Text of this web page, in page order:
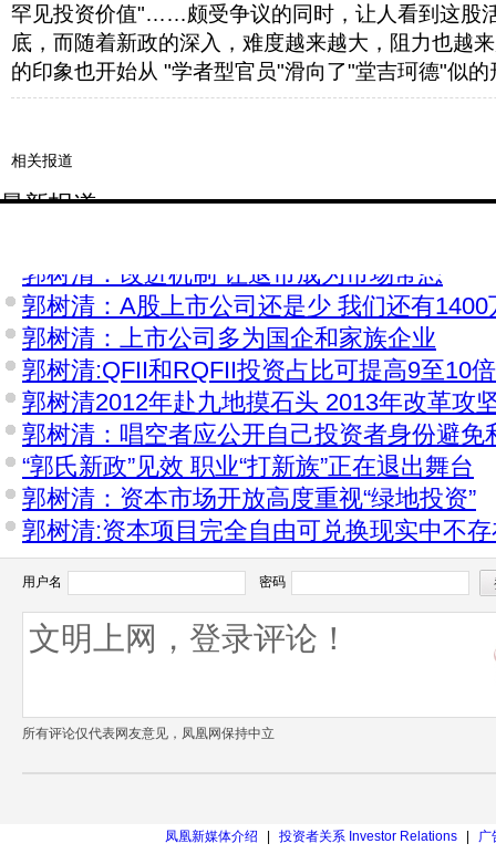
罕见投资价值"……颇受争议的同时，让人看到这股
底，而随着新政的深入，难度越来越大，阻力也越
的印象也开始从 "学者型官员"滑向了"堂吉珂德"似
相关报道
最新报道
郭树清：改进机制 让退市成为市场常态
郭树清：A股上市公司还是少 我们还有1400
郭树清：上市公司多为国企和家族企业
郭树清:QFII和RQFII投资占比可提高9至10倍
郭树清2012年赴九地摸石头 2013年改革攻
郭树清：唱空者应公开自己投资者身份避免
“郭氏新政”见效 职业“打新族”正在退出舞台
郭树清：资本市场开放高度重视“绿地投资”
郭树清:资本项目完全自由可兑换现实中不
用户名 密码
所有评论仅代表网友意见，凤凰网保持中立
凤凰新媒体介绍 投资者关系 Investor Relations
广